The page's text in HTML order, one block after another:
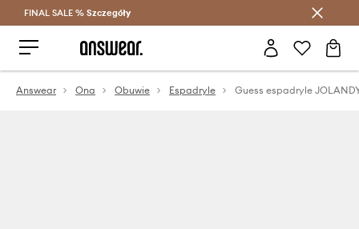
Oszczędzaj z Answear Club >
FINAL SALE % Szczegóły
Answear Ona Obuwie Espadryle Guess espadryle